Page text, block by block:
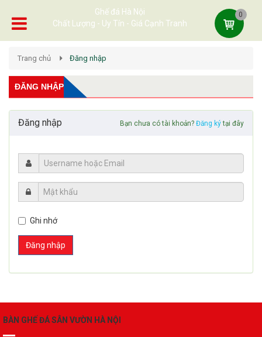
Ghế đá Hà Nội
Chất Lượng - Uy Tín - Giá Cạnh Tranh
0
Trang chủ Đăng nhập
ĐĂNG NHẬP
Đăng nhập Bạn chưa có tài khoản? Đăng kýtại đây
Ghi nhớ
Đăng nhập
BÀN GHẾ ĐÁ SÂN VƯỜN HÀ NỘI